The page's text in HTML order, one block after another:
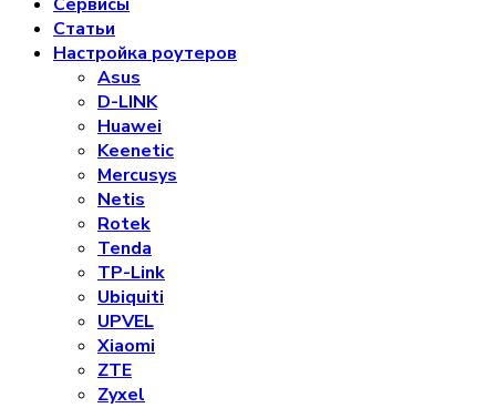
Статьи
Настройка роутеров
Asus
D-LINK
Huawei
Keenetic
Mercusys
Netis
Rotek
Tenda
TP-Link
Ubiquiti
UPVEL
Xiaomi
ZTE
Zyxel